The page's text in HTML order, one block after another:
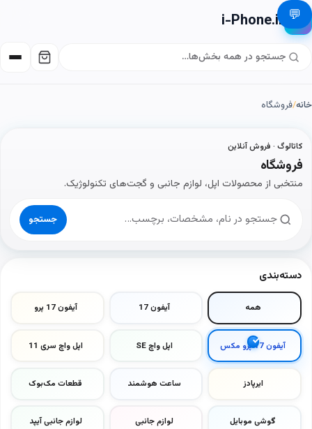
📱
i-Phone.ir
خانه/فروشگاه
کاتالوگ · فروش آنلاین
فروشگاه
منتخبی از محصولات اپل، لوازم جانبی و گجت‌های تکنولوژیک.
جستجو
دسته‌بندی
همه آیفون 17 آیفون 17 پرو
آیفون 17 پرو مکس اپل واچ SE اپل واچ سری 11
ایرپادز ساعت هوشمند قطعات مک‌بوک
گوشی موبایل لوازم جانبی لوازم جانبی آیپد
💬